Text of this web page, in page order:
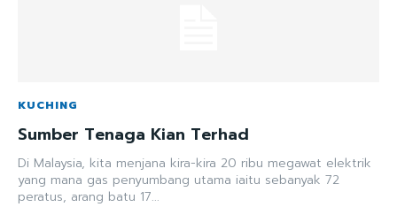
KUCHING
Sumber Tenaga Kian Terhad
Di Malaysia, kita menjana kira-kira 20 ribu megawat elektrik
yang mana gas penyumbang utama iaitu sebanyak 72
peratus, arang batu 17...